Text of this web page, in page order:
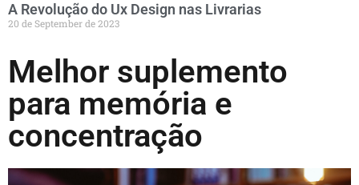
A Revolução do Ux Design nas Livrarias
20 de September de 2023
Melhor suplemento
para memória e
concentração